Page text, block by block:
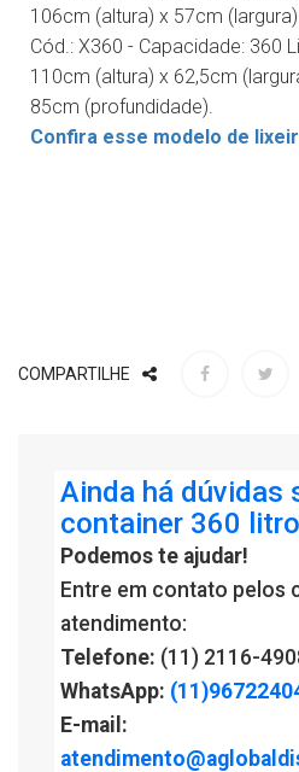
106cm (altura) x 57cm
Cód.: X360 - Capacidade: 360
110cm (altura) x 62,5cm
85cm (profundidade).
Confira esse modelo de
COMPARTILHE
Ainda há dúvidas
container 360
Podemos te ajudar!
Entre em contato pelos
atendimento:
Telefone: (11) 2116-
WhatsApp:
E-mail: